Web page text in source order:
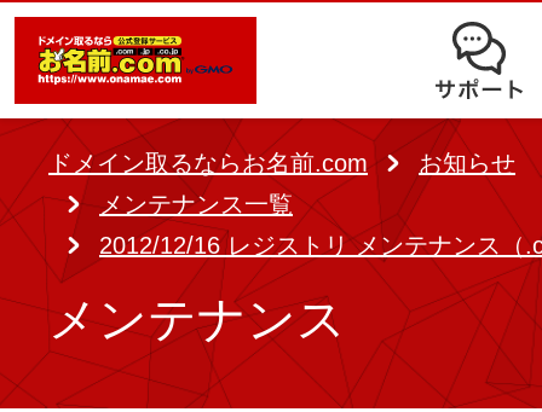
ドメインの期限を更新する
ドメイン更新
ドメイン更新とは
中古ドメインオークション
バックオーダー
.jpドメインバックオーダー
.com/.netドメインバックオ
使いやすさと高機能の両立を実現
独自ドメイン＋サーバーが初期費用
る
SSLも無料でコストパフォーマンス
レンタルサーバー
AIホームページパック
ドメインオプション
ドメイン登録者宛のメール転送も可
Whois情報公開代行
お持ちのドメインを売るなら
ドメイン売買サービス
サポート
サービスに関するご不明点を
よくある質問
ヘルプ
ドメイン取るならお名前.com
お知らせ
メンテナンス一覧
2012/12/16 レジストリ メンテナンス（
メンテナンス